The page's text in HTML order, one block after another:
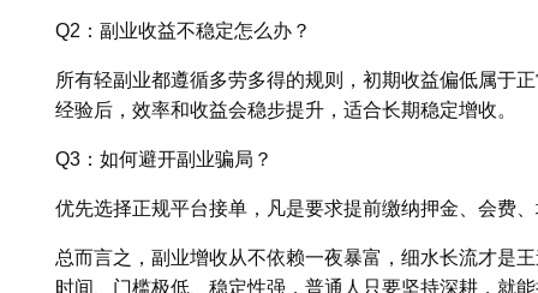
Q2：副业收益不稳定怎么办？
所有轻副业都遵循多劳多得的规则，初期收益偏低属于
经验后，效率和收益会稳步提升，适合长期稳定增收。
Q3：如何避开副业骗局？
优先选择正规平台接单，凡是要求提前缴纳押金、会费
总而言之，副业增收从不依赖一夜暴富，细水长流才是
时间、门槛极低、稳定性强，普通人只要坚持深耕，就